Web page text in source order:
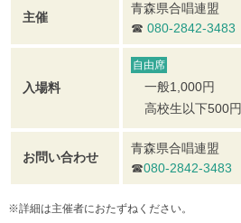
主催
青森県合唱連盟
☎ 080-2842-3483
入場料
自由席
一般1,000円
高校生以下500円
お問い合わせ
青森県合唱連盟
☎080-2842-3483
※詳細は主催者におたずねください。